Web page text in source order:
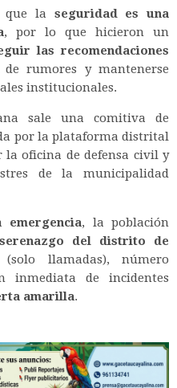
que la seguridad es una
, por lo que hicieron un
las recomendaciones
rumores y mantenerse
institucionales.
sale una comitiva de
por la plataforma distrital
la oficina de defensa civil y
de la municipalidad
emergencia, la población
serenazgo del distrito de
(solo llamadas), número
inmediata de incidentes
amarilla.